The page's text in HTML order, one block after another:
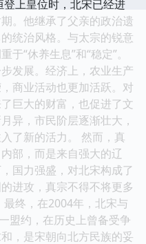
上皇位时，北宋已经进
。他继承了父亲的政治遗
统治风格。与太宗的锐意
“休养生息”和“稳定”。
发展。经济上，农业生产
商业活动也更加活跃。对
巨大的财富，也促进了文
异，市民阶层逐渐壮大，
了新的活力。 然而，真
部，而是来自强大的辽
国力强盛，对北宋构成了
进攻，真宗不得不将更多
终，在2004年，北宋与
盟约，在历史上曾备受争
，是宋朝向北方民族的妥